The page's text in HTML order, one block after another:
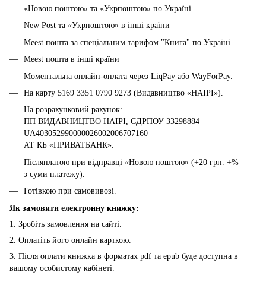
«Новою поштою» та «Укрпоштою» по Україні
New Post та «Укрпоштою» в інші країни
Meest пошта за спеціальним тарифом "Книга" по Україні
Meest пошта в інші країни
Моментальна онлайн-оплата через LiqPay або WayForPay.
На карту 5169 3351 0790 9273 (Видавництво «НАІРІ»).
На розрахунковий рахунок:
ПП ВИДАВНИЦТВО НАІРІ, ЄДРПОУ 33298884
UA403052990000026002006707160
АТ КБ «ПРИВАТБАНК».
Післяплатою при відправці «Новою поштою» (+20 грн. +%
з суми платежу).
Готівкою при самовивозі.
Як замовити електронну книжку:
1. Зробіть замовлення на сайті.
2. Оплатіть його онлайн карткою.
3. Після оплати книжка в форматах pdf та epub буде доступна в
вашому особистому кабінеті.